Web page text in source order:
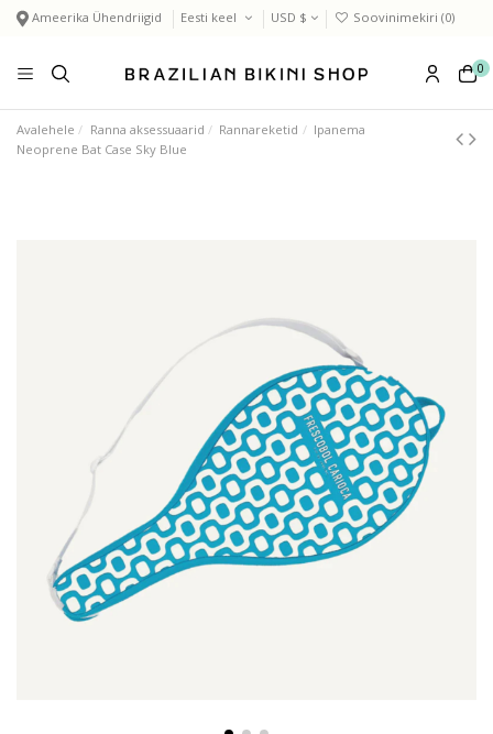
Ameerika Ühendriigid Eesti keel USD $ Soovinimekiri (0)
0
Avalehele Ranna aksessuaarid Rannareketid
Ipanema
Neoprene Bat Case Sky Blue